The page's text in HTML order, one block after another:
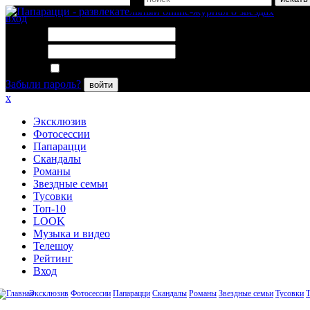
вход
Забыли пароль?
войти
x
Эксклюзив
Фотосессии
Папарацци
Скандалы
Романы
Звездные семьи
Тусовки
Топ-10
LOOK
Музыка и видео
Телешоу
Рейтинг
Вход
Эксклюзив Фотосессии Папарацци Скандалы Романы Звездные семьи Тусовки